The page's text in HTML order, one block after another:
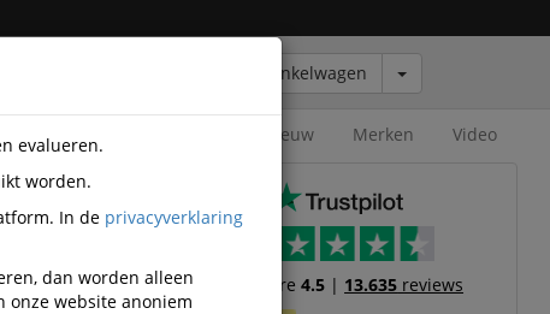
Winkelwagen
Nieuw Merken Video
Trustscore4.5 | 13.635 reviews
evalueren.
worden.
In de privacyverklaring
dan worden alleen
onze website anoniem